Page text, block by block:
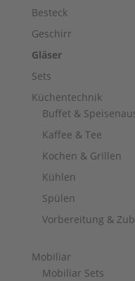
Besteck
Geschirr
Gläser
Sets
Küchentechnik
Buffet &
Kaffee & Tee
Kochen & Grillen
Kühlen
Spülen
Vorbereitung &
Mobiliar
Mobiliar Sets